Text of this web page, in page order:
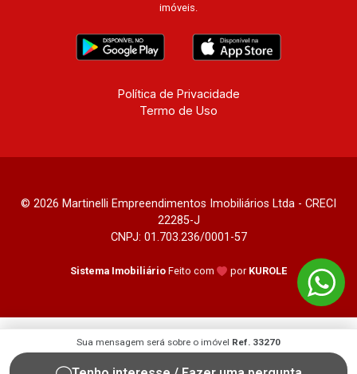
Sua mensagem será sobre o imóvel Ref. 33270
imóveis.
Política de Privacidade
Termo de Uso
© 2026 Martinelli Empreendimentos Imobiliários Ltda - CRECI
22285-J
CNPJ: 01.703.236/0001-57
Sistema Imobiliário Feito com por KUROLE